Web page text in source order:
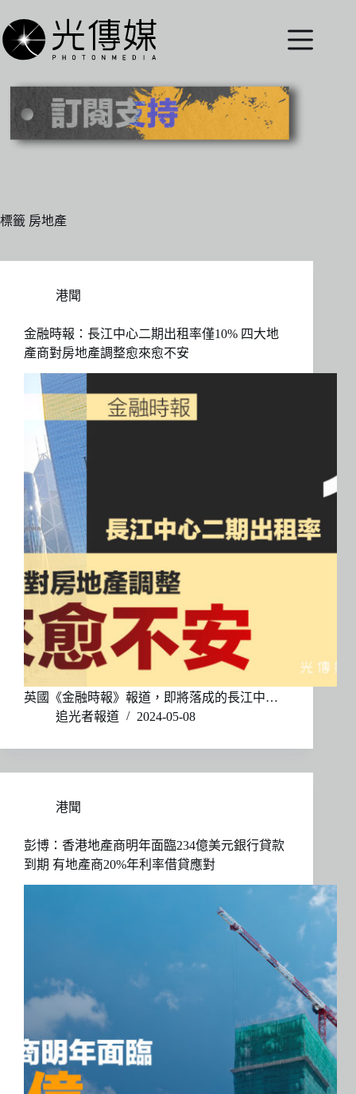
至
主
內
標籤 房地產
港聞
金融時報：長江中心二期出租率僅10% 四大地
產商對房地產調整愈來愈不安
英國《金融時報》報道，即將落成的長江中…
追光者報道
2024-05-08
港聞
彭博：香港地產商明年面臨234億美元銀行貸款
到期 有地產商20%年利率借貸應對